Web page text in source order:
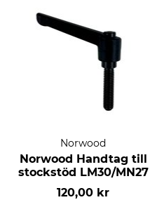
Norwood
Norwood Handtag till
stockstöd LM30/MN27
120,00 kr